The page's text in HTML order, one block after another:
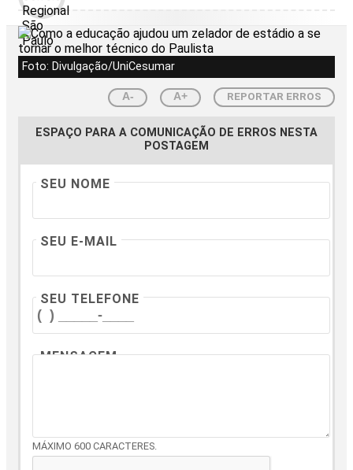
Foto: Divulgação/UniCesumar
A- A+ REPORTAR ERROS
ESPAÇO PARA A COMUNICAÇÃO DE ERROS NESTA
POSTAGEM
SEU NOME
SEU E-MAIL
SEU TELEFONE
MENSAGEM
MÁXIMO 600 CARACTERES.